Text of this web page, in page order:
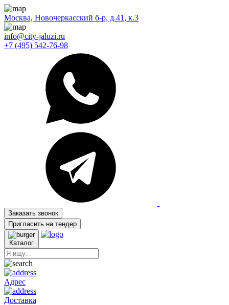
Москва, Новочеркасский б-р, д.41, к.3
info@city-jaluzi.ru
+7 (495) 542-76-98
Заказать звонок
Пригласить на тендер
Каталог
Адрес
Доставка